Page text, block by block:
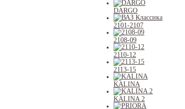
DARGO
2101-2107
2108-09
2110-12
2113-15
KALINA
KALINA 2